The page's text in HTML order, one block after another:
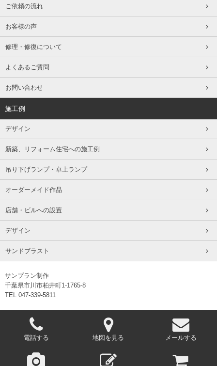
ご依頼の流れ
お客様の声
修理・修復について
よくあるご質問
お問い合わせ
施工例
デザイン
新築、リフォーム住宅への施工例
吊り下げランプ・卓上ランプ
オーダーメイド作品
店舗・ビルへの設置
デザイン
サンドブラスト
サンプラン制作
千葉県市川市柏井町1-1765-8
TEL 047-339-5811
電話する 地図を見る メールする